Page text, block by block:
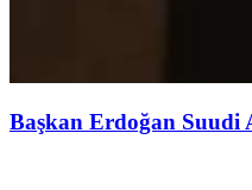
Başkan Erdoğan Suudi